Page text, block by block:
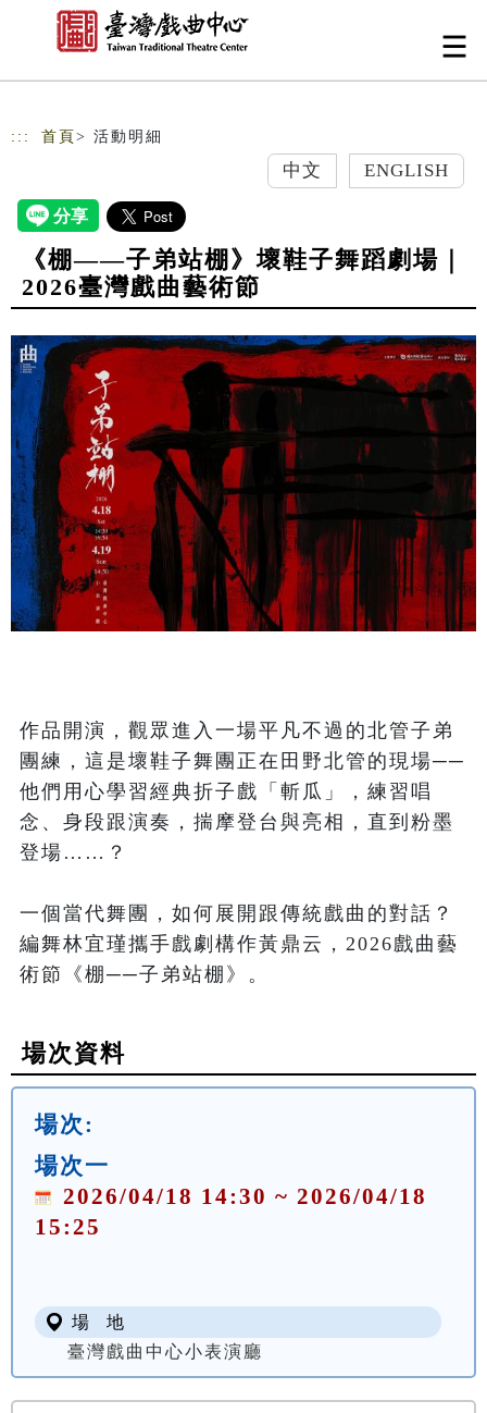
跳到主要內容
網站導覽
::: 首頁 > 活動明細
中文 ENGLISH
《棚——子弟站棚》壞鞋子舞蹈劇場｜
2026臺灣戲曲藝術節
作品開演，觀眾進入一場平凡不過的北管子弟
團練，這是壞鞋子舞團正在田野北管的現場──
他們用心學習經典折子戲「斬瓜」，練習唱
念、身段跟演奏，揣摩登台與亮相，直到粉墨
登場……？
一個當代舞團，如何展開跟傳統戲曲的對話？
編舞林宜瑾攜手戲劇構作黃鼎云，2026戲曲藝
術節《棚──子弟站棚》。
場次資料
場次:
場次一
2026/04/18 14:30 ~ 2026/04/18
15:25
場 地
臺灣戲曲中心小表演廳